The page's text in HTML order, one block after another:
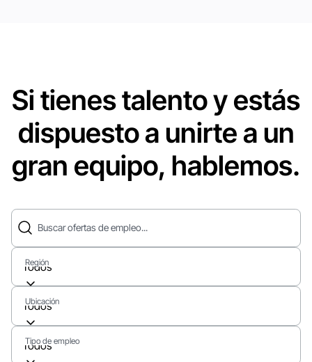
Si tienes talento y estás
dispuesto a unirte a un
gran equipo, hablemos.
Región
Todos
Ubicación
Todos
Tipo de empleo
Todos
Buscar ofertas de empleo...